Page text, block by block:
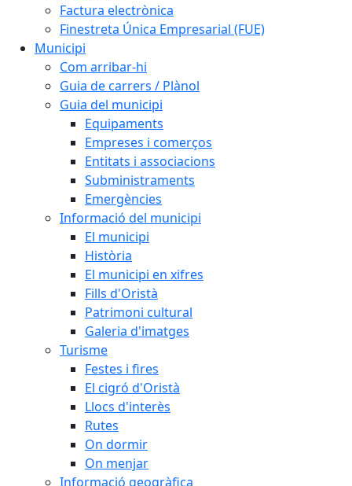
Factura electrònica
Finestreta Única Empresarial (FUE)
Municipi
Com arribar-hi
Guia de carrers / Plànol
Guia del municipi
Equipaments
Empreses i comerços
Entitats i associacions
Subministraments
Emergències
Informació del municipi
El municipi
Història
El municipi en xifres
Fills d'Oristà
Patrimoni cultural
Galeria d'imatges
Turisme
Festes i fires
El cigró d'Oristà
Llocs d'interès
Rutes
On dormir
On menjar
Informació geogràfica